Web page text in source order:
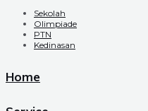
Sekolah
Olimpiade
PTN
Kedinasan
Home